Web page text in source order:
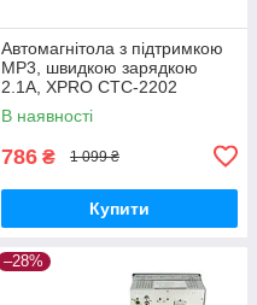
Автомагнітола з підтримкою
MP3, швидкою зарядкою
2.1A, XPRO CTC-2202
(44846-CTC-2202_368)
В наявності
786 ₴ 1 099 ₴
Купити
–28%